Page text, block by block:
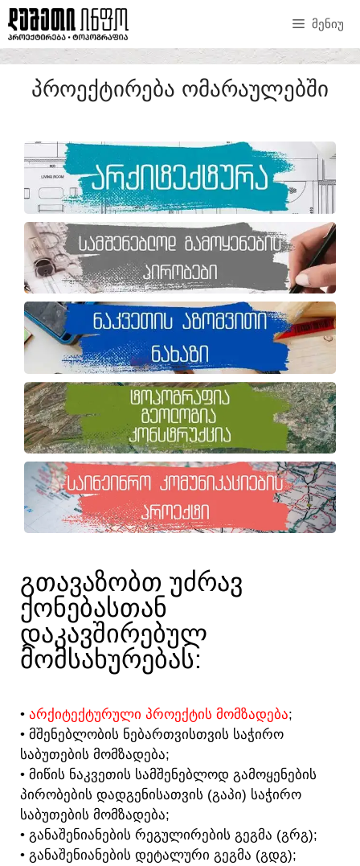
ᲛᲔᲜᲘᲣ
ᲞᲠᲝᲔᲥᲢᲘᲠᲔᲑᲐ ᲝᲛᲐᲠᲐᲣᲚᲔᲑᲨᲘ
ᲒᲗᲐᲕᲐᲖᲝᲑᲗ ᲣᲫᲠᲐᲕ
ᲥᲝᲜᲔᲑᲐᲡᲗᲐᲜ
ᲓᲐᲙᲐᲕᲨᲘᲠᲔᲑᲣᲚ
ᲛᲝᲛᲡᲐᲮᲣᲠᲔᲑᲐᲡ:​
• ᲐᲠᲥᲘᲢᲔᲥᲢᲣᲠᲣᲚᲘ ᲞᲠᲝᲔᲥᲢᲘᲡ ᲛᲝᲛᲖᲐᲓᲔᲑᲐ;
• ᲛᲨᲔᲜᲔᲑᲚᲝᲑᲘᲡ ᲜᲔᲑᲐᲠᲗᲕᲘᲡᲗᲕᲘᲡ ᲡᲐᲭᲘᲠᲝ
ᲡᲐᲑᲣᲗᲔᲑᲘᲡ ᲛᲝᲛᲖᲐᲓᲔᲑᲐ;
• ᲛᲘᲬᲘᲡ ᲜᲐᲙᲕᲔᲗᲘᲡ ᲡᲐᲛᲨᲔᲜᲔᲑᲚᲝᲓ ᲒᲐᲛᲝᲧᲔᲜᲔᲑᲘᲡ
ᲞᲘᲠᲝᲑᲔᲑᲘᲡ ᲓᲐᲓᲒᲔᲜᲘᲡᲐᲗᲕᲘᲡ (ᲒᲐᲞᲘ) ᲡᲐᲭᲘᲠᲝ
ᲡᲐᲑᲣᲗᲔᲑᲘᲡ ᲛᲝᲛᲖᲐᲓᲔᲑᲐ;
• ᲒᲐᲜᲐᲨᲔᲜᲘᲐᲜᲔᲑᲘᲡ ᲠᲔᲒᲣᲚᲘᲠᲔᲑᲘᲡ ᲒᲔᲒᲛᲐ (ᲒᲠᲒ);
• ᲒᲐᲜᲐᲨᲔᲜᲘᲐᲜᲔᲑᲘᲡ ᲓᲔᲢᲐᲚᲣᲠᲘ ᲒᲔᲒᲛᲐ (ᲒᲓᲒ);